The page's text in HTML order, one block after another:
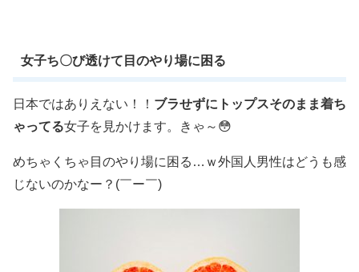
女子ち〇び透けて目のやり場に困る
日本ではありえない！！ ブラせずにトップスそのまま着ち
ゃってる女子を見かけます。きゃ～😳
めちゃくちゃ目のやり場に困る…ｗ外国人男性はどうも感
じないのかなー？(￣ー￣)